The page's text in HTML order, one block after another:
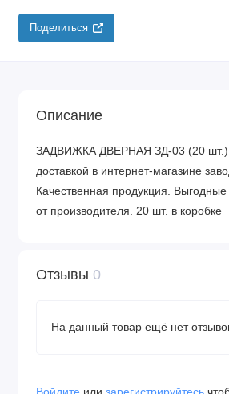
Поделиться
Описание
ЗАДВИЖКА ДВЕРНАЯ ЗД-03 (20 шт.)
доставкой в интернет-магазине
Качественная продукция.
от производителя. 20 шт. в коробке
Отзывы 0
На данный товар ещё нет
Войдите или зарегистрируйтесь